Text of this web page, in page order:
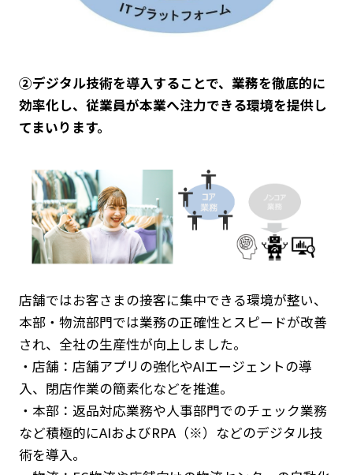
②デジタル技術を導入することで、業務を徹底的に
効率化し、従業員が本業へ注力できる環境を提供し
てまいります。
店舗ではお客さまの接客に集中できる環境が整い、
本部・物流部門では業務の正確性とスピードが改善
され、全社の生産性が向上しました。
・店舗：店舗アプリの強化やAIエージェントの導
入、閉店作業の簡素化などを推進。
・本部：返品対応業務や人事部門でのチェック業務
など積極的にAIおよびRPA（※）などのデジタル技
術を導入。